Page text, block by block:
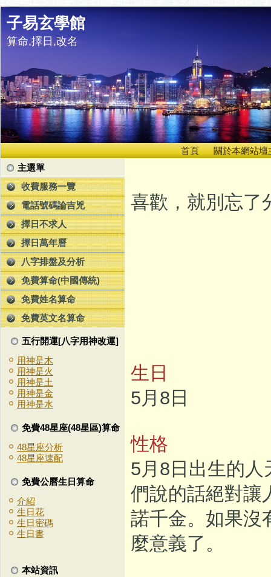
子易玄學館
算命,擇日,改名
首頁
關於本網站壇
主選單
收費服務一覽
電話號碼論吉兇
擇日不求人
擇日萬年曆
八字排盤及分析
免費算命(中國傳統)
免費姓名算命
免費英文名算命
五行開運[八字用神改運]
用神是木
用神是火
用神是土
用神是金
用神是水
免費48星座(48星區)算命
48星座分析
48星座速配
免費公曆生日算命
介紹
生日花
生日密碼
生日書
本站資訊
喜歡，就別忘了
生日
5月8日
性格
5月8日出生的
們說的話絕對讓
諾千金。如果沒
麼意義了。